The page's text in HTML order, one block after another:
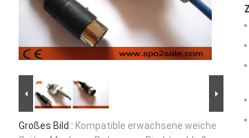
Großes Bild : Kompatible erwachsene weiche